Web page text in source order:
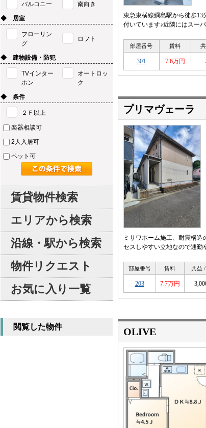
東急東横線綱島駅から徒歩
付いています♪近隣にはスーパ
部屋番号 賃料
301 7.6万円 -
プリマヴェーラ
ミサワホーム施工、耐震構
セスしやすい立地なので通勤
部屋番号 賃料 共益
203 7.7万円
OLIVE
バルコニー
南向き
◆ 居室
フローリン
グ
ロフト
◆ 建物設備・防犯
TVインター
ホン
オートロッ
ク
◆ 条件
２Ｆ以上
楽器相談可
2人入居可
ペット可
賃貸物件検索
エリアから検索
沿線・駅から検索
物件リクエスト
お気に入り一覧
閲覧した物件